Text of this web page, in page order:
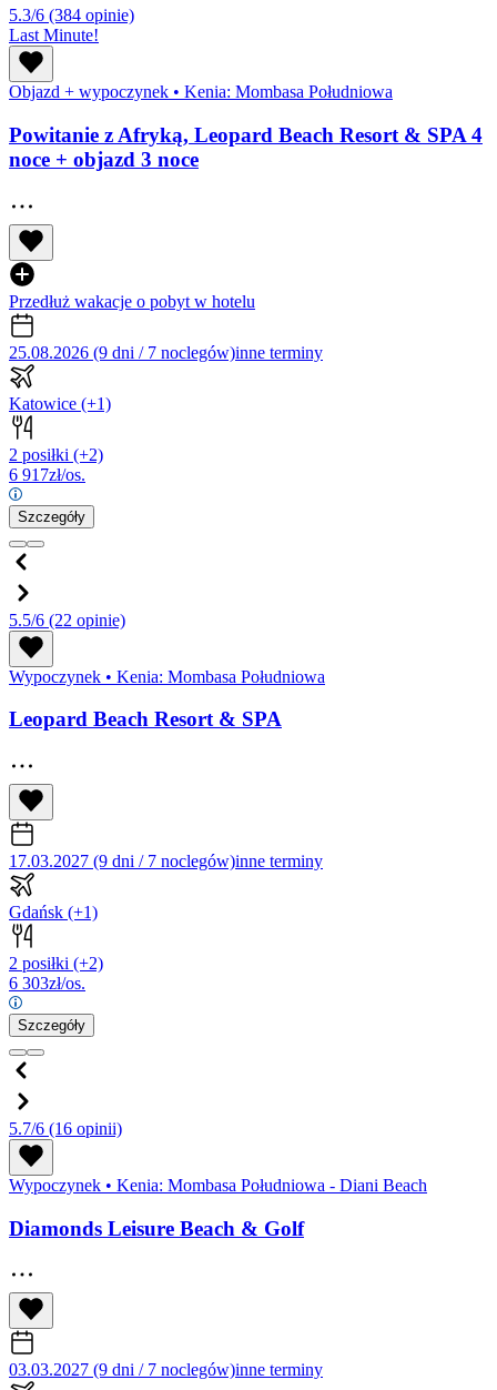
5.3/6 (384 opinie)
Last Minute!
Objazd + wypoczynek • Kenia: Mombasa Południowa
Powitanie z Afryką, Leopard Beach Resort & SPA 4
noce + objazd 3 noce
Przedłuż wakacje o pobyt w hotelu
25.08.2026 (9 dni / 7 noclegów)inne terminy
Katowice (+1)
2 posiłki (+2)
6 917zł/os.
Szczegóły
5.5/6 (22 opinie)
Wypoczynek • Kenia: Mombasa Południowa
Leopard Beach Resort & SPA
17.03.2027 (9 dni / 7 noclegów)inne terminy
Gdańsk (+1)
2 posiłki (+2)
6 303zł/os.
Szczegóły
5.7/6 (16 opinii)
Wypoczynek • Kenia: Mombasa Południowa - Diani Beach
Diamonds Leisure Beach & Golf
03.03.2027 (9 dni / 7 noclegów)inne terminy